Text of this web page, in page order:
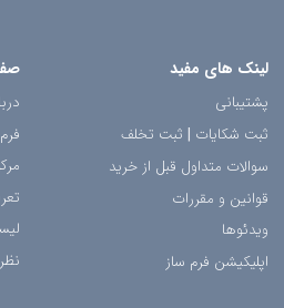
لینک های مفید
پشتیبانی
ثبت شکایات | ثبت تخلف
سوالات متداول قبل از خرید
قوانین و مقررات
ویدئوها
اپلیکیشن فرم ساز